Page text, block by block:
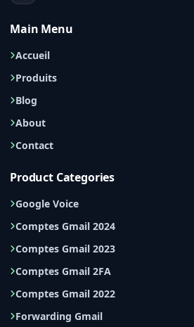
Main Menu
Accueil
Produits
Blog
About
Contact
Product Categories
Google Voice
Comptes Gmail 2024
Comptes Gmail 2023
Comptes Gmail 2FA
Comptes Gmail 2022
Forwarding Gmail